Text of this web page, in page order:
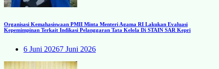
Organisasi Kemahasiswaan PMII Minta Menteri Agama RI Lakukan Evaluasi
Kepemimpinan Terkait Indikasi Pelanggaran Tata Kelola Di STAIN SAR Kepri
6 Juni 20267 Juni 2026